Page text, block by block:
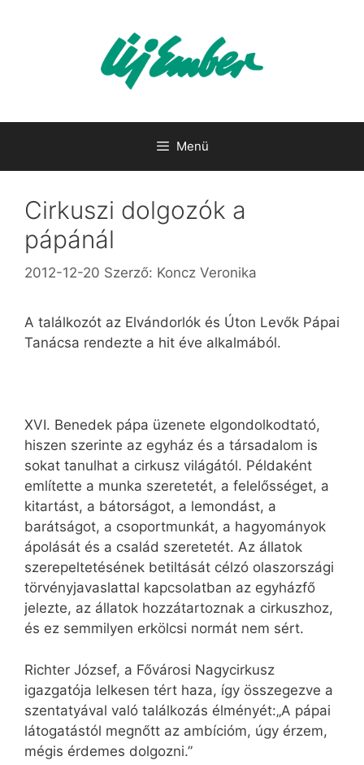
Menü
Cirkuszi dolgozók a
pápánál
2012-12-20 Szerző: Koncz Veronika
A találkozót az Elvándorlók és Úton Levők Pápai
Tanácsa rendezte a hit éve alkalmából.
XVI. Benedek pápa üzenete elgondolkodtató,
hiszen szerinte az egyház és a társadalom is
sokat tanulhat a cirkusz világától. Példaként
említette a munka szeretetét, a felelősséget, a
kitartást, a bátorságot, a lemondást, a
barátságot, a csoportmunkát, a hagyományok
ápolását és a család szeretetét. Az állatok
szerepeltetésének betiltását célzó olaszországi
törvényjavaslattal kapcsolatban az egyházfő
jelezte, az állatok hozzátartoznak a cirkuszhoz,
és ez semmilyen erkölcsi normát nem sért.
Richter József, a Fővárosi Nagycirkusz
igazgatója lelkesen tért haza, így összegezve a
szentatyával való találkozás élményét:„A pápai
látogatástól megnőtt az ambícióm, úgy érzem,
mégis érdemes dolgozni.”